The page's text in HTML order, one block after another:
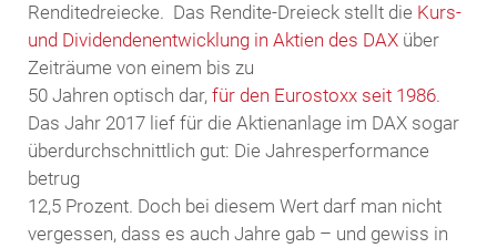
Renditedreiecke. Das Rendite-Dreieck stellt die Kurs-
und Dividendenentwicklung in Aktien des DAXüber
Zeiträume von einem bis zu
50 Jahren optisch dar, für den Eurostoxx seit 1986.
Das Jahr 2017 lief für die Aktienanlage im DAX sogar
überdurchschnittlich gut: Die Jahresperformance
betrug
12,5 Prozent. Doch bei diesem Wert darf man nicht
vergessen, dass es auch Jahre gab – und gewiss in